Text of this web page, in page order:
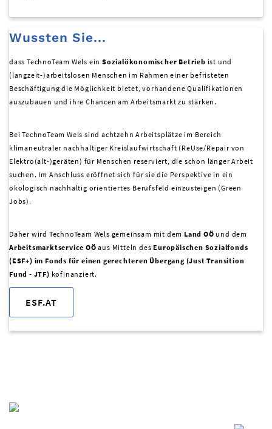
Wussten Sie...
dass TechnoTeam Wels ein Sozialökonomischer Betrieb ist und
(langzeit-)arbeitslosen Menschen im Rahmen einer befristeten
Beschäftigung die Möglichkeit bietet, vorhandene Qualifikationen
auszubauen und ihre Chancen am Arbeitsmarkt zu stärken.
Bei TechnoTeam Wels sind achtzehn Arbeitsplätze im Bereich
klimaneutraler nachhaltiger Kreislaufwirtschaft (ReUse/Repair von
Elektro(alt-)geräten) für Menschen reserviert, die schon länger Arbeit
suchen. Im Anschluss eröffnet sich für sie die Perspektive in ein
ökologisch nachhaltig orientiertes Berufsfeld einzusteigen (Green
Jobs).
Daher wird TechnoTeam Wels gemeinsam mit dem Land OÖ und dem
Arbeitsmarktservice OÖ aus Mitteln des Europäischen Sozialfonds
(ESF+) im Fonds für einen gerechteren Übergang (Just Transition
Fund - JTF) kofinanziert.
ESF.AT